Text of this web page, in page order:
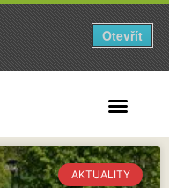
AKTUALITY
Otevřít